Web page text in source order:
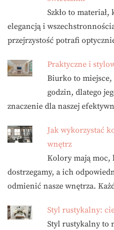
Szkło to
elegancją i
przejrzystość potrafi
Praktyczne i
Biurko to
godzin, dlatego
znaczenie dla naszej
Jak wykorzystać
wnętrz
Kolory mają moc,
dostrzegamy, a ich
odmienić nasze wnętrza.
Styl rustykalny:
Styl rustykalny to